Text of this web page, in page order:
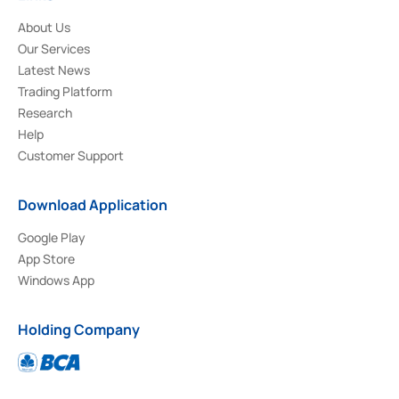
About Us
Our Services
Latest News
Trading Platform
Research
Help
Customer Support
Download Application
Google Play
App Store
Windows App
Holding Company